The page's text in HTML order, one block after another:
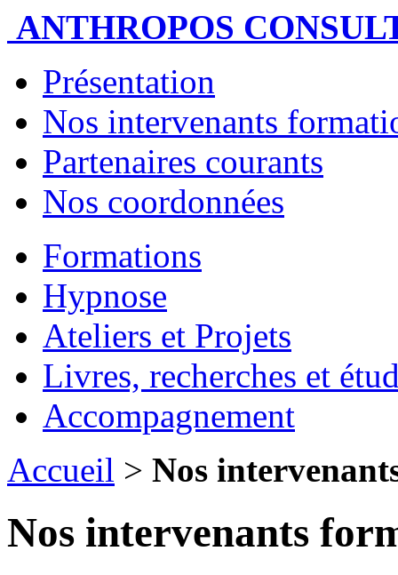
ANTHROPOS
Présentation
Nos intervenants
Partenaires courants
Nos coordonnées
Formations
Hypnose
Ateliers et Projets
Livres, recherches et
Accompagnement
Accueil > Nos
Nos intervenants